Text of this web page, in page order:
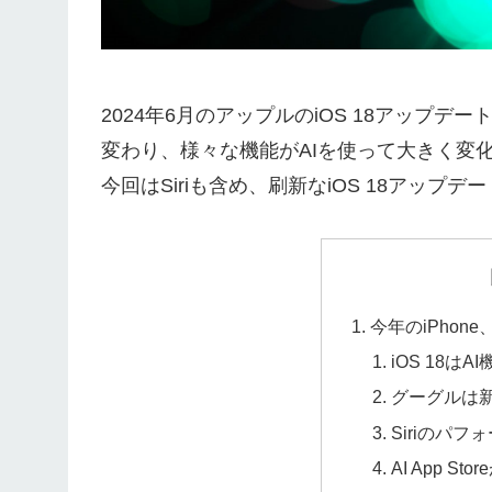
2024年6月のアップルのiOS 18アップデー
変わり、様々な機能がAIを使って大きく変
今回はSiriも含め、刷新なiOS 18アップデ
今年のiPhone
iOS 18はAI
グーグルは
Siriのパフ
AI App